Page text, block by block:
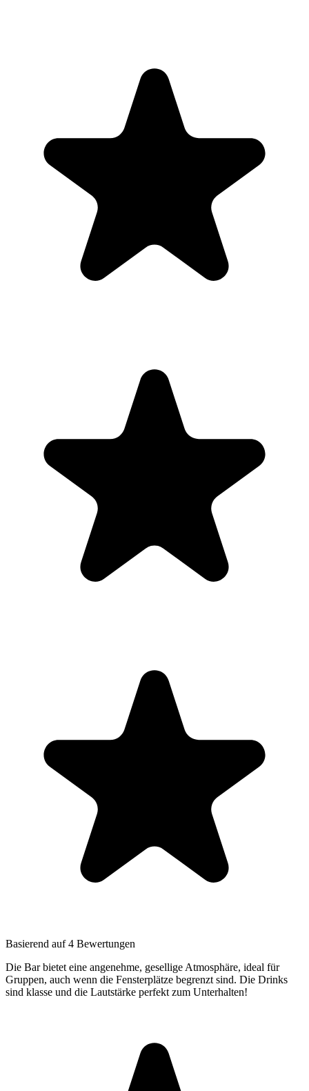
Basierend auf 4 Bewertungen
Die Bar bietet eine angenehme, gesellige Atmosphäre, ideal für
Gruppen, auch wenn die Fensterplätze begrenzt sind. Die Drinks
sind klasse und die Lautstärke perfekt zum Unterhalten!